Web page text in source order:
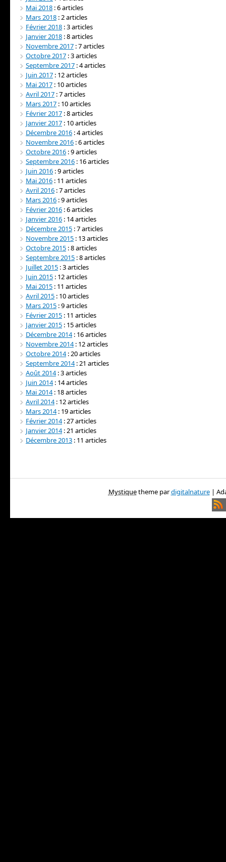
Mai 2018 : 6 articles
Mars 2018 : 2 articles
Février 2018 : 3 articles
Janvier 2018 : 8 articles
Novembre 2017 : 7 articles
Octobre 2017 : 3 articles
Septembre 2017 : 4 articles
Juin 2017 : 12 articles
Mai 2017 : 10 articles
Avril 2017 : 7 articles
Mars 2017 : 10 articles
Février 2017 : 8 articles
Janvier 2017 : 10 articles
Décembre 2016 : 4 articles
Novembre 2016 : 6 articles
Octobre 2016 : 9 articles
Septembre 2016 : 16 articles
Juin 2016 : 9 articles
Mai 2016 : 11 articles
Avril 2016 : 7 articles
Mars 2016 : 9 articles
Février 2016 : 6 articles
Janvier 2016 : 14 articles
Décembre 2015 : 7 articles
Novembre 2015 : 13 articles
Octobre 2015 : 8 articles
Septembre 2015 : 8 articles
Juillet 2015 : 3 articles
Juin 2015 : 12 articles
Mai 2015 : 11 articles
Avril 2015 : 10 articles
Mars 2015 : 9 articles
Février 2015 : 11 articles
Janvier 2015 : 15 articles
Décembre 2014: 16 articles
Novembre 2014: 12 articles
Octobre 2014: 20 articles
Septembre 2014: 21 articles
Août 2014: 3 articles
Juin 2014: 14 articles
Mai 2014: 18 articles
Avril 2014: 12 articles
Mars 2014: 19 articles
Février 2014: 27 articles
Janvier 2014: 21 articles
Décembre 2013 : 11 articles
Mystiquetheme pardigitalnature|